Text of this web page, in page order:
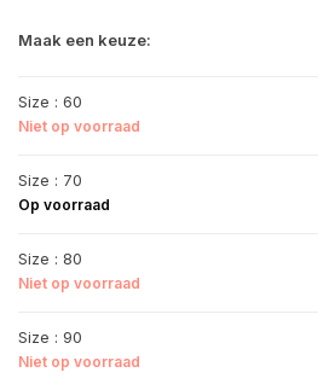
Maak een keuze:
Size : 60
Niet op voorraad
Size : 70
Op voorraad
Size : 80
Niet op voorraad
Size : 90
Niet op voorraad